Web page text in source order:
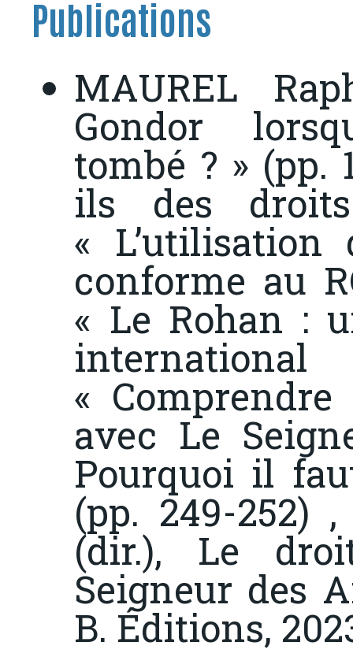
Publications
MAUREL
Gondor
tombé ? » (pp.
ils des
« L’utilisation
conforme au
« Le Rohan :
«
avec Le
Pourquoi il
(pp. 249-252)
(dir.), Le
Seigneur des
B. Éditions,